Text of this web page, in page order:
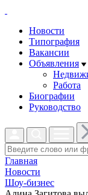
Новости
Типография
Вакансии
Объявления
Работа
Биографии
Руководство
Главная
Новости
Шоу-бизнес